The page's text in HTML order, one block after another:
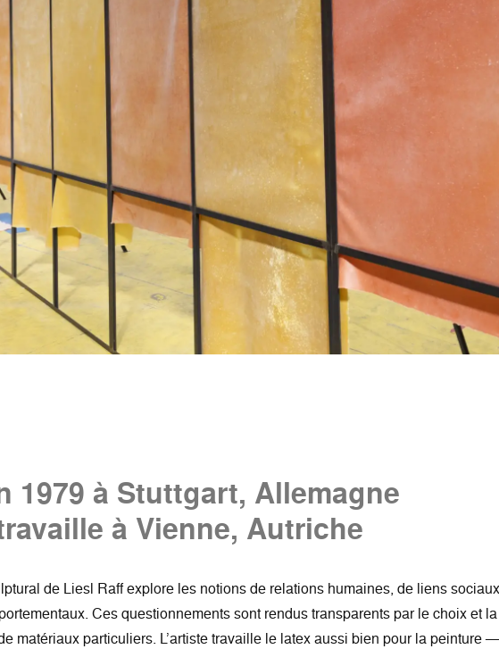
1979 à Stuttgart, Allemagne
à Vienne, Autriche
de Liesl Raff explore les notions de relations humaines, de liens
Ces questionnements sont rendus transparents par le choix et la
matériaux particuliers. L’artiste travaille le latex aussi bien pour la peinture